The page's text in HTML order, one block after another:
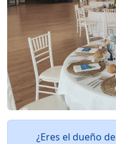
¿Eres el dueño